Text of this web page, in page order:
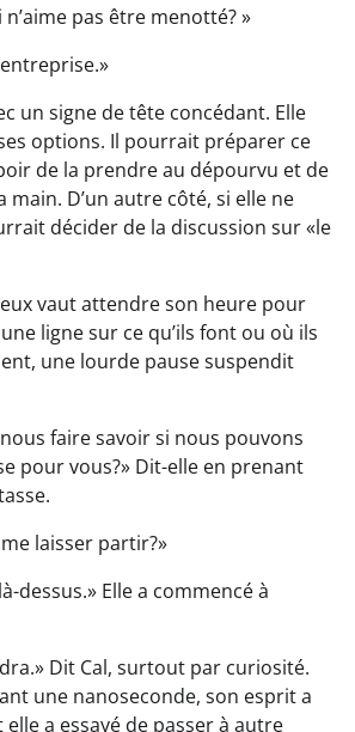
pas être menotté? »
un signe de tête concédant. Elle
options. Il pourrait préparer ce
de la prendre au dépourvu et de
main. D’un autre côté, si elle ne
décider de la discussion sur «le
vaut attendre son heure pour
ligne sur ce qu’ils font ou où ils
une lourde pause suspendit
faire savoir si nous pouvons
pour vous?» Dit-elle en prenant
laisser partir?»
dessus.» Elle a commencé à
Dit Cal, surtout par curiosité.
une nanoseconde, son esprit a
elle a essayé de passer à autre